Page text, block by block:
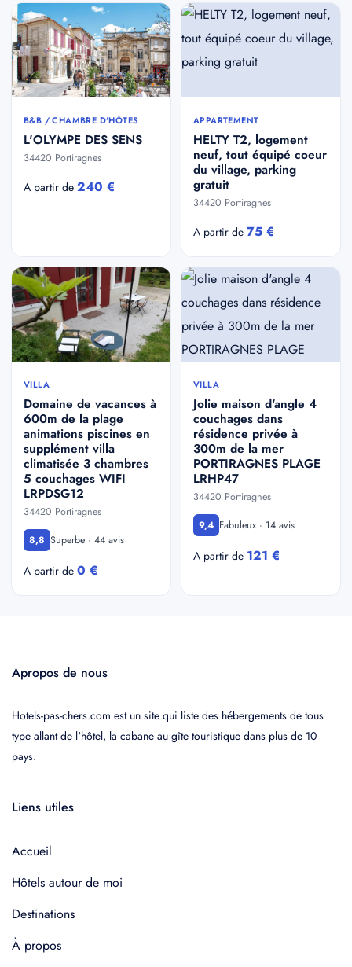
B&B / CHAMBRE D'HÔTES
L'OLYMPE DES SENS
34420 Portiragnes
A partir de 240 €
APPARTEMENT
HELTY T2, logement
neuf, tout équipé coeur
du village, parking
gratuit
34420 Portiragnes
A partir de 75 €
VILLA
Domaine de vacances à
600m de la plage
animations piscines en
supplément villa
climatisée 3 chambres
5 couchages WIFI
LRPDSG12
34420 Portiragnes
8,8 Superbe · 44 avis
A partir de 0 €
VILLA
Jolie maison d'angle 4
couchages dans
résidence privée à
300m de la mer
PORTIRAGNES PLAGE
LRHP47
34420 Portiragnes
9,4 Fabuleux · 14 avis
A partir de 121 €
Apropos de nous
Hotels-pas-chers.com est un site qui liste des hébergements de tous
type allant de l'hôtel, la cabane au gîte touristique dans plus de 10
pays.
Liens utiles
Accueil
Hôtels autour de moi
Destinations
À propos